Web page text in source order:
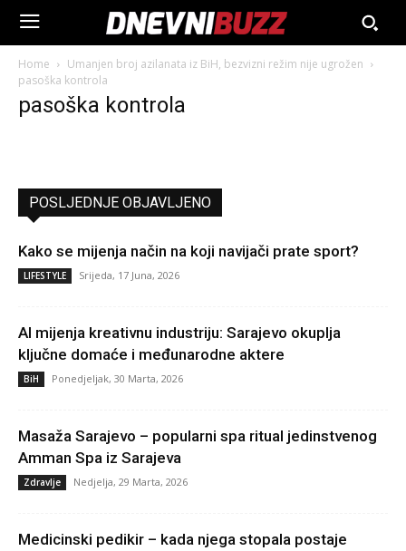
Home
Umanjen broj azilanata iz BiH, bezvizni režim nije ugrožen
pasoška kontrola
pasoška kontrola
POSLJEDNJE OBJAVLJENO
Kako se mijenja način na koji navijači prate sport?
LIFESTYLE Srijeda, 17 Juna, 2026
AI mijenja kreativnu industriju: Sarajevo okuplja
ključne domaće i međunarodne aktere
BiH Ponedjeljak, 30 Marta, 2026
Masaža Sarajevo – popularni spa ritual jedinstvenog
Amman Spa iz Sarajeva
Zdravlje Nedjelja, 29 Marta, 2026
Medicinski pedikir – kada njega stopala postaje